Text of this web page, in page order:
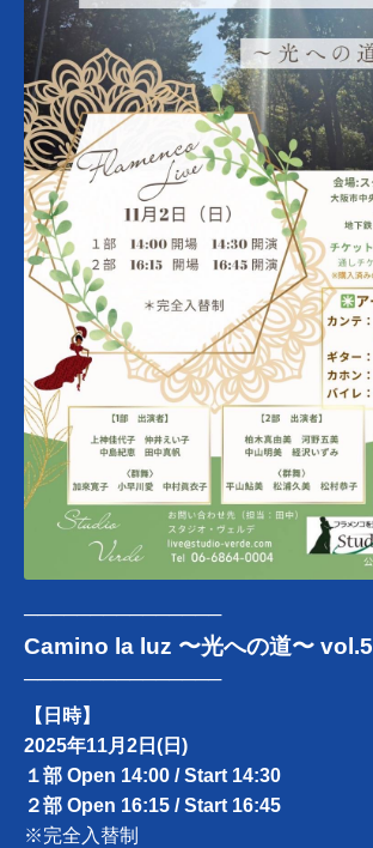
───────────────
Camino la luz 〜光への道〜 vol.5
───────────────
【日時】
2025年11月2日(日)
１部 Open 14:00 / Start 14:30
２部 Open 16:15 / Start 16:45
※完全入替制